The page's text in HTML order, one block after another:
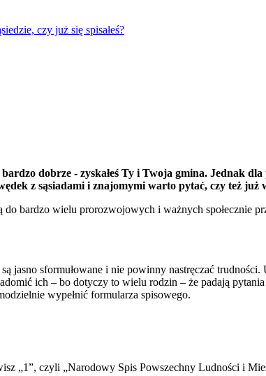
czy już się spisałeś?
dobrze - zyskałeś Ty i Twoja gmina. Jednak
z sąsiadami i znajomymi warto pytać, czy też już
do bardzo wielu prorozwojowych i ważnych społecznie
jasno sformułowane i nie powinny nastręczać
ich – bo dotyczy to wielu rodzin – że padają
wypełnić formularza spisowego.
„1”, czyli „Narodowy Spis Powszechny Ludności i